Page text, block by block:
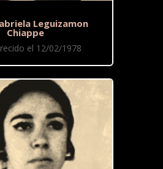
Leguizamon
Chiappe
el 12/02/1978